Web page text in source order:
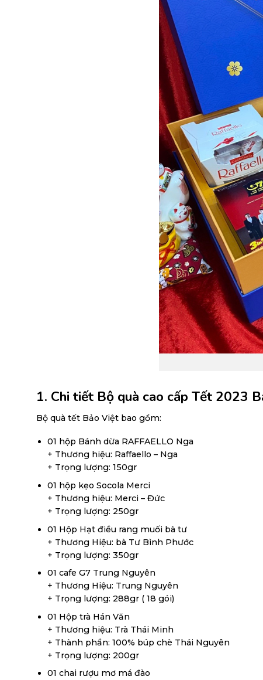
1. Chi tiết Bộ quà cao cấp Tết 2023
Bộ quà tết Bảo Việt bao gồm:
01 hộp Bánh dừa RAFFAELLO Nga
+ Thương hiệu: Raffaello – Nga
+ Trọng lượng: 150gr
01 hộp kẹo Socola Merci
+ Thương hiệu: Merci – Đức
+ Trọng lượng: 250gr
01 Hộp Hạt điều rang muối bà tư
+ Thương Hiệu: bà Tư Bình Phước
+ Trọng lượng: 350gr
01 cafe G7 Trung Nguyên
+ Thương Hiệu: Trung Nguyên
+ Trọng lượng: 288gr ( 18 gói)
01 Hộp trà Hán Văn
+ Thương hiệu: Trà Thái Minh
+ Thành phần: 100% búp chè Thái Nguyên
+ Trọng lượng: 200gr
01 chai rượu mơ má đào